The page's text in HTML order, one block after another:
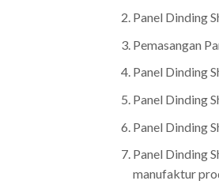
Panel Dinding
Pemasangan
Panel Dinding
Panel Dinding
Panel Dinding
Panel Dinding
manufaktur